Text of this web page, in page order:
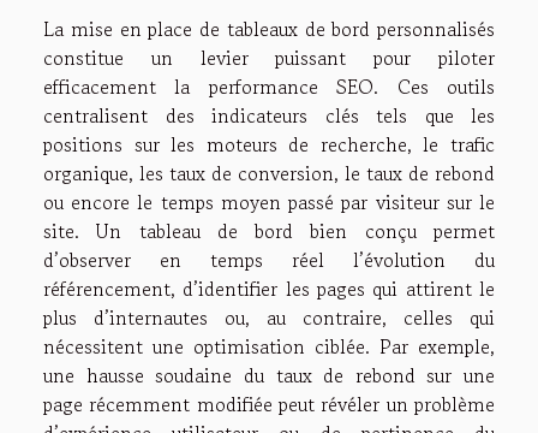
La mise en place de tableaux de bord personnalisés
constitue un levier puissant pour piloter
efficacement la performance SEO. Ces outils
centralisent des indicateurs clés tels que les
positions sur les moteurs de recherche, le trafic
organique, les taux de conversion, le taux de rebond
ou encore le temps moyen passé par visiteur sur le
site. Un tableau de bord bien conçu permet
d’observer en temps réel l’évolution du
référencement, d’identifier les pages qui attirent le
plus d’internautes ou, au contraire, celles qui
nécessitent une optimisation ciblée. Par exemple,
une hausse soudaine du taux de rebond sur une
page récemment modifiée peut révéler un problème